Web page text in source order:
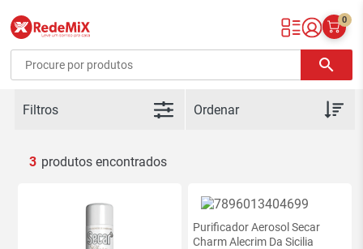
Redemix – Supermercado Online
0
search
Filtros
3
Purificador Aerosol Secar
Charm Alecrim Da Sicilia